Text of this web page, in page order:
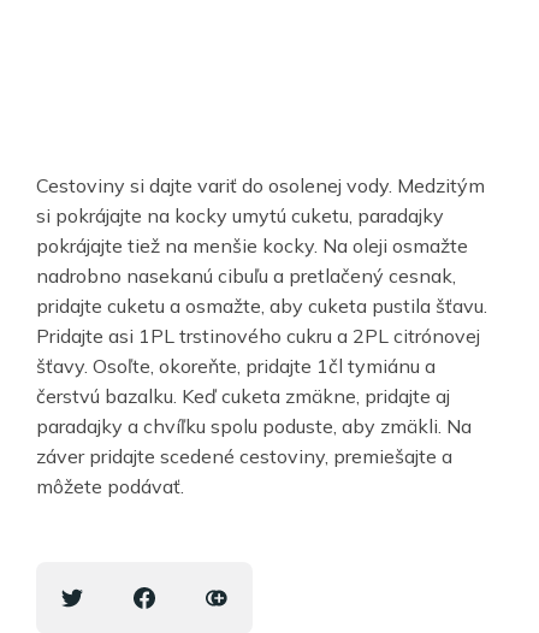
Cestoviny si dajte variť do osolenej vody. Medzitým
si pokrájajte na kocky umytú cuketu, paradajky
pokrájajte tiež na menšie kocky. Na oleji osmažte
nadrobno nasekanú cibuľu a pretlačený cesnak,
pridajte cuketu a osmažte, aby cuketa pustila šťavu.
Pridajte asi 1PL trstinového cukru a 2PL citrónovej
šťavy. Osoľte, okoreňte, pridajte 1čl tymiánu a
čerstvú bazalku. Keď cuketa zmäkne, pridajte aj
paradajky a chvíľku spolu poduste, aby zmäkli. Na
záver pridajte scedené cestoviny, premiešajte a
môžete podávať.